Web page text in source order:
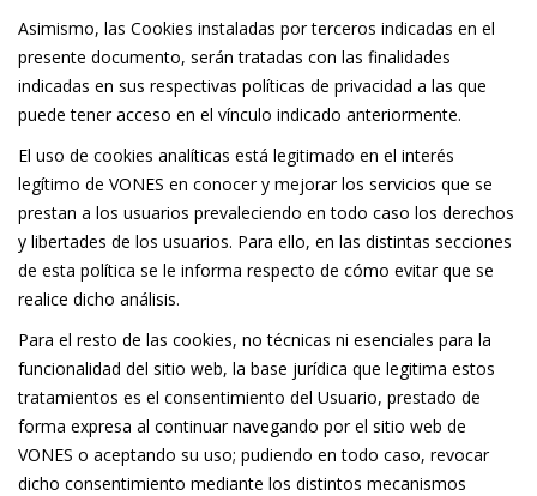
Asimismo, las Cookies instaladas por terceros indicadas en el
presente documento, serán tratadas con las finalidades
indicadas en sus respectivas políticas de privacidad a las que
puede tener acceso en el vínculo indicado anteriormente.
El uso de cookies analíticas está legitimado en el interés
legítimo de VONES en conocer y mejorar los servicios que se
prestan a los usuarios prevaleciendo en todo caso los derechos
y libertades de los usuarios. Para ello, en las distintas secciones
de esta política se le informa respecto de cómo evitar que se
realice dicho análisis.
Para el resto de las cookies, no técnicas ni esenciales para la
funcionalidad del sitio web, la base jurídica que legitima estos
tratamientos es el consentimiento del Usuario, prestado de
forma expresa al continuar navegando por el sitio web de
VONES o aceptando su uso; pudiendo en todo caso, revocar
dicho consentimiento mediante los distintos mecanismos